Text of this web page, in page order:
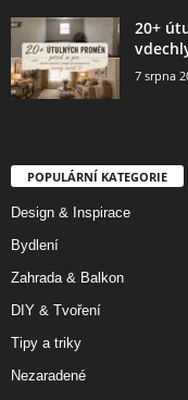
20+
7 srpna
POPULÁRNÍ KATEGORIE
Design & Inspirace
Bydlení
Zahrada & Balkon
DIY & Tvoření
Tipy a triky
Nezaradené